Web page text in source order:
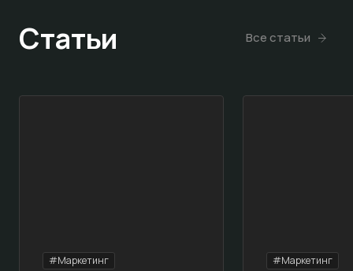
Статьи Все статьи
#Маркетинг #Маркетинг